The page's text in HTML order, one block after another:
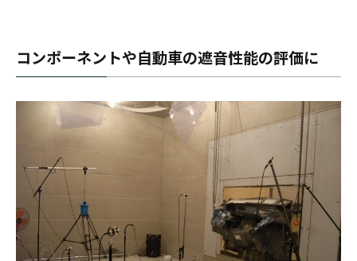
コンポーネントや自動車の遮音性能の評価に